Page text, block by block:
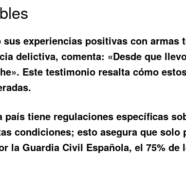
experiencias positivas con armas
delictiva, comenta: «Desde que
Este testimonio resalta cómo
tiene regulaciones específicas
condiciones; esto asegura que solo
la Guardia Civil Española, el 75%